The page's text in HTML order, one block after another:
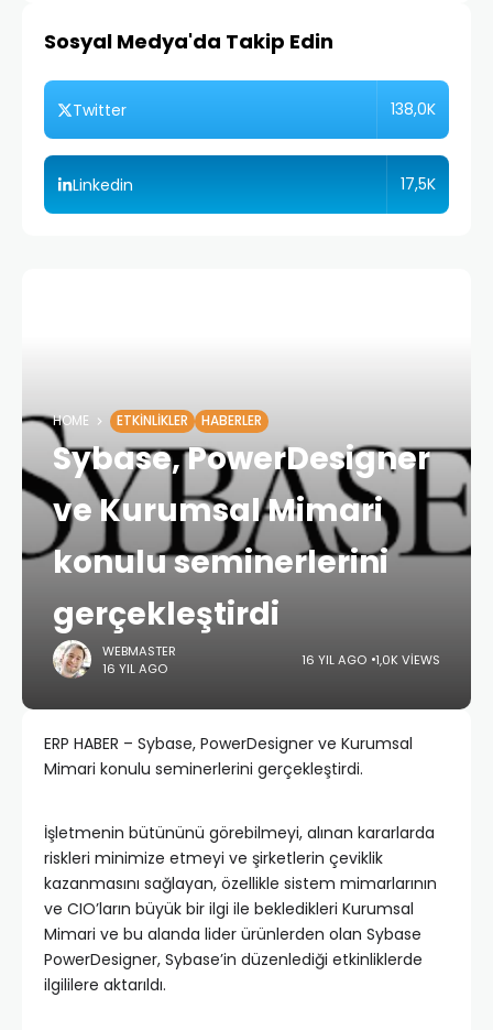
Sosyal Medya'da Takip Edin
Twitter 138,0K
Linkedin 17,5K
HOME ETKINLIKLER HABERLER
Sybase, PowerDesigner
ve Kurumsal Mimari
konulu seminerlerini
gerçekleştirdi
WEBMASTER
16 YIL AGO
16 YIL AGO 1,0K VIEWS
ERP HABER – Sybase, PowerDesigner ve Kurumsal
Mimari konulu seminerlerini gerçekleştirdi.
İşletmenin bütününü görebilmeyi, alınan kararlarda
riskleri minimize etmeyi ve şirketlerin çeviklik
kazanmasını sağlayan, özellikle sistem mimarlarının
ve CIO’ların büyük bir ilgi ile bekledikleri Kurumsal
Mimari ve bu alanda lider ürünlerden olan Sybase
PowerDesigner, Sybase’in düzenlediği etkinliklerde
ilgililere aktarıldı.